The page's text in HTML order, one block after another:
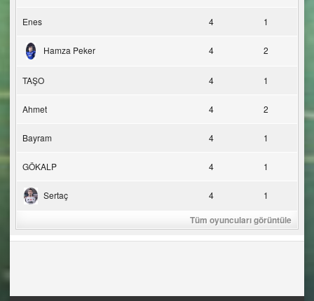
Enes 4 1
Hamza Peker 4 2
TAŞO 4 1
Ahmet 4 2
Bayram 4 1
GÖKALP 4 1
Sertaç 4 1
Tüm oyuncuları görüntüle